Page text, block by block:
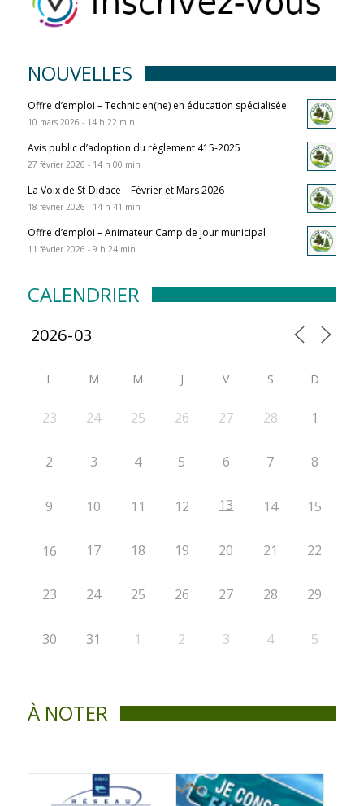
NOUVELLES
Offre d’emploi – Technicien(ne) en éducation spécialisée
10 mars 2026 - 14 h 22 min
Avis public d’adoption du règlement 415-2025
27 février 2026 - 14 h 00 min
La Voix de St-Didace – Février et Mars 2026
18 février 2026 - 14 h 41 min
Offre d’emploi – Animateur Camp de jour municipal
11 février 2026 - 9 h 24 min
CALENDRIER
L M M J V S D
23 24 25 26 27 28 1
2 3 4 5 6 7 8
9 10 11 12 13 14 15
16 17 18 19 20 21 22
23 24 25 26 27 28 29
30 31 1 2 3 4 5
À NOTER